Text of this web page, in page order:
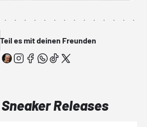
Teil es mit deinen Freunden
Releases